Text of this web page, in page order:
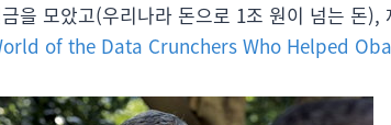
을 모았고(우리나라 돈으로 1조 원이 넘는 돈),
of the Data Crunchers Who Helped